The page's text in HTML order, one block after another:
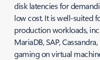
disk latencies for
low cost. It is well-suited
production workloads,
MariaDB, SAP,
gaming on virtual